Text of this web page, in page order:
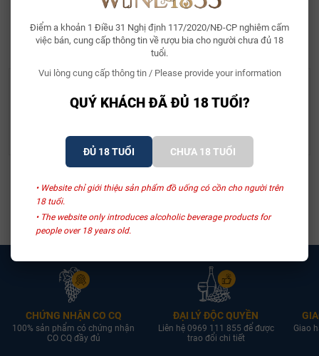
Điểm a khoản 1 Điều 31 Nghị định 117/2020/NĐ-CP nghiêm cấm
việc bán, cung cấp thông tin về rượu bia cho người chưa đủ 18
tuổi.
Vui lòng cung cấp thông tin / Please provide your information
QUÝ KHÁCH ĐÃ ĐỦ 18 TUỔI?
ĐỦ 18 TUỔI CHƯA 18 TUỔI
• Website chỉ giới thiệu sản phẩm đồ uống có cồn cho người trên
18 tuổi.
• The website only introduces alcoholic beverage products for
people over 18 years old.
SẢN PHẨM LIÊN QUAN
Hộp Quà 1 Chai Vang F -
Liên hệ
Hộp Quà Đựng Rượu
- Màu Đỏ Ruby
Liên hệ
CHỨNG NHẬN CO CQ
100% sản phẩm có chứng nhận
CO CQ đầy đủ
ĐẠI LÝ ĐỘC QUYỀN
Liên hệ 0969 111 855 để được
trao đổi chi tiết
Giao